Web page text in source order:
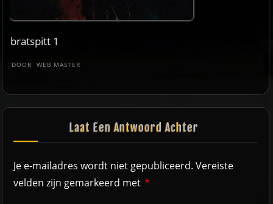
bratspitt 1
DOOR WEB MASTER
Laat Een Antwoord Achter
Je e-mailadres wordt niet gepubliceerd. Vereiste
velden zijn gemarkeerd met *